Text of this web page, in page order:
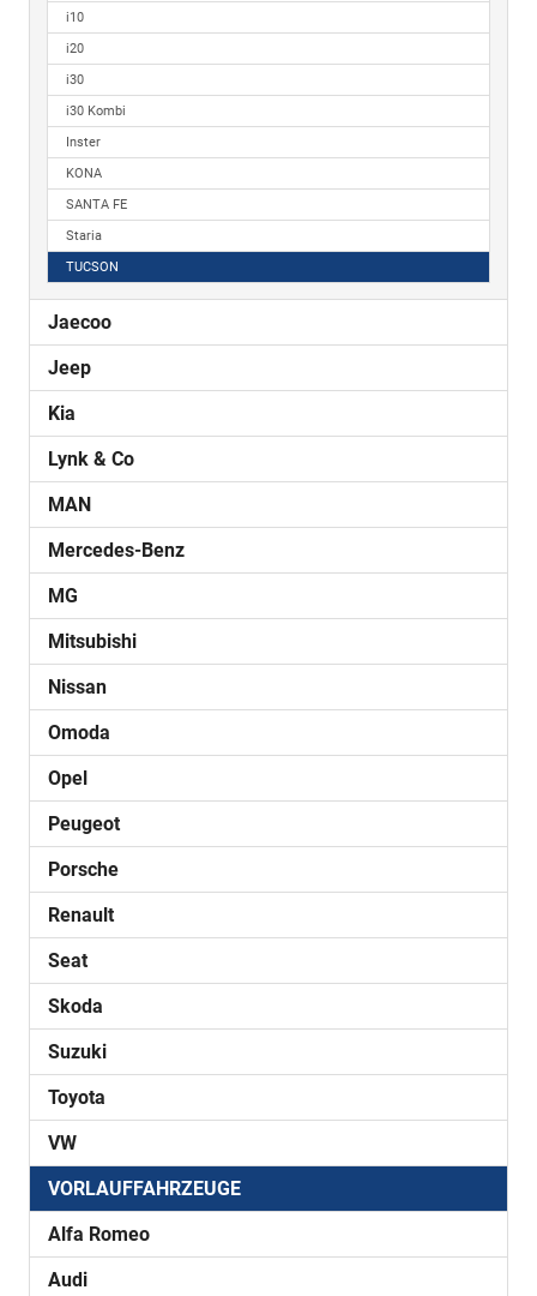
i10
i20
i30
i30 Kombi
Inster
KONA
SANTA FE
Staria
TUCSON
Jaecoo
Jeep
Kia
Lynk & Co
MAN
Mercedes-Benz
MG
Mitsubishi
Nissan
Omoda
Opel
Peugeot
Porsche
Renault
Seat
Skoda
Suzuki
Toyota
VW
VORLAUFFAHRZEUGE
Alfa Romeo
Audi